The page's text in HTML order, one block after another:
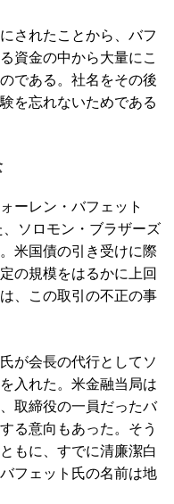
されたことから、バフ
資金の中から大量にこ
である。社名をその後
を忘れないためである
ーレン・バフェット
ソロモン・ブラザーズ
米国債の引き受けに際
の規模をはるかに上回
、この取引の不正の事
が会長の代行としてソ
入れた。米金融当局は
取締役の一員だったバ
る意向もあった。そう
もに、すでに清廉潔白
フェット氏の名前は地